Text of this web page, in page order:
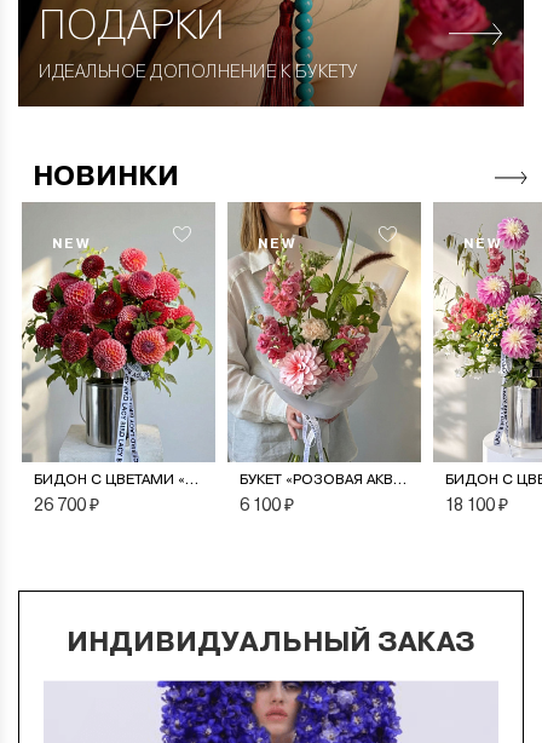
ПОДАРКИ
ИДЕАЛЬНОЕ ДОПОЛНЕНИЕ К БУКЕТУ
НОВИНКИ
NEW
БИДОН С ЦВЕТАМИ «МОНПАНСЬЕ»
26 700 ₽
NEW
БУКЕТ «РОЗОВАЯ АКВАРЕЛЬ»
6 100 ₽
NEW
18 100 ₽
ИНДИВИДУАЛЬНЫЙ ЗАКАЗ